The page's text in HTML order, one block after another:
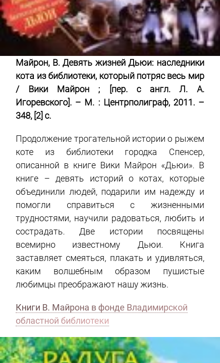
Майрон, В. Девять жизней Дьюи: наследники
кота из библиотеки, который потряс весь мир
/ Вики Майрон ; [пер. с англ. Л. А.
Игоревского]. – М. : Центрполиграф, 2011. –
348, [2] с.
Продолжение трогательной истории о рыжем
коте из библиотеки городка Спенсер,
описанной в книге Вики Майрон «Дьюи». В
книге – девять историй о котах, которые
объединили людей, подарили им надежду и
помогли справиться с жизненными
трудностями, научили радоваться, любить и
сострадать. Две истории посвящены
всемирно известному Дьюи. Книга
заставляет смеяться, плакать и удивляться,
каким волшебным образом пушистые
любимцы преображают нашу жизнь.
Книги В. Майрона в фонде Владимирской
областной библиотеки